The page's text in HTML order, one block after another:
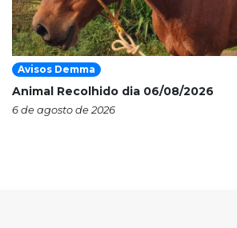
Avisos Demma
Animal Recolhido dia 06/08/2026
6 de agosto de 2026